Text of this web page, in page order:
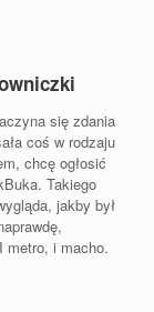
się zdania
coś w rodzaju
chcę ogłosić
Takiego
jakby był
metro, i macho.